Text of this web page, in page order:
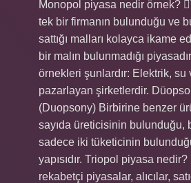
Monopol piyasa nedir örnek?
tek bir firmanın bulunduğu ve
sattığı malları kolayca ikame
bir malın bulunmadığı
örnekleri şunlardır: Elektrik, su
pazarlayan şirketlerdir.
(Duopsony) Birbirine benzer
sayıda üreticisinin bulunduğu,
sadece iki tüketicinin
yapısıdır. Triopol piyasa
rekabetçi piyasalar, alıcılar,